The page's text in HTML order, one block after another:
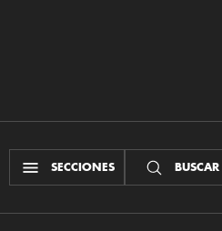
SECCIONES BUSCAR